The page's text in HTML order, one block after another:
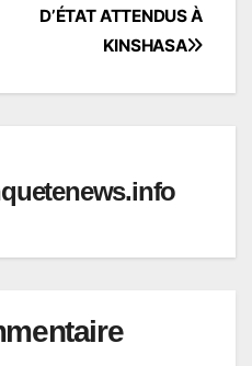
D’ÉTAT ATTENDUS À
KINSHASA